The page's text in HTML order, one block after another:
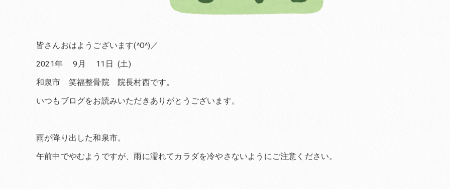
皆さんおはようございます(^O^)／
2021年 9月 11日 (土)
和泉市 笑福整骨院 院長村西です。
いつもブログをお読みいただきありがとうございます。
雨が降り出した和泉市。
午前中でやむようですが、雨に濡れてカラダを冷やさないようにご注意ください。